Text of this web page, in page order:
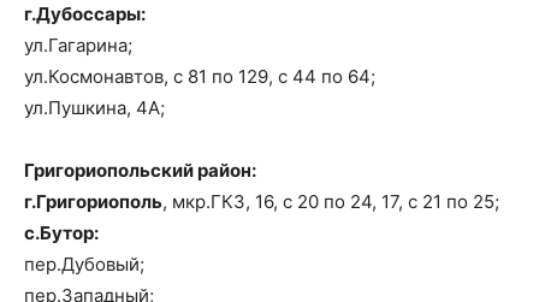
г.Дубоссары:
ул.Гагарина;
ул.Космонавтов, с 81 по 129, с 44 по 64;
ул.Пушкина, 4А;
Григориопольский район:
г.Григориополь, мкр.ГКЗ, 16, с 20 по 24, 17, с 21 по 25;
с.Бутор:
пер.Дубовый;
пер.Западный;